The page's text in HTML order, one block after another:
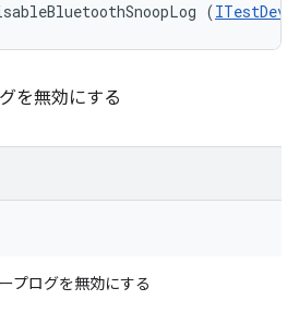
(
を無効にする
プログを無効にする